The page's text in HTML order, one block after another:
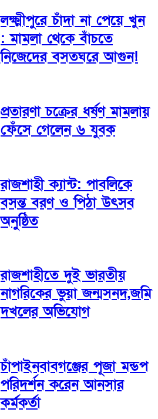
লক্ষ্মীপুরে চাঁদা না পেয়ে খুন
: মামলা থেকে বাঁচতে
নিজেদের বসতঘরে আগুন!
প্রতারণা চক্রের ধর্ষণ মামলায়
ফেঁসে গেলেন ৬ যুবক
রাজশাহী ক্যান্ট: পাবলিকে
বসন্ত বরণ ও পিঠা উৎসব
অনুষ্ঠিত
রাজশাহীতে দুই ভারতীয়
নাগরিকের ভুয়া জন্মসনদ,জমি
দখলের অভিযোগ
চাঁপাইনবাবগঞ্জের পূজা মন্ডপ
পরিদর্শন করেন আনসার
কর্মকর্তা